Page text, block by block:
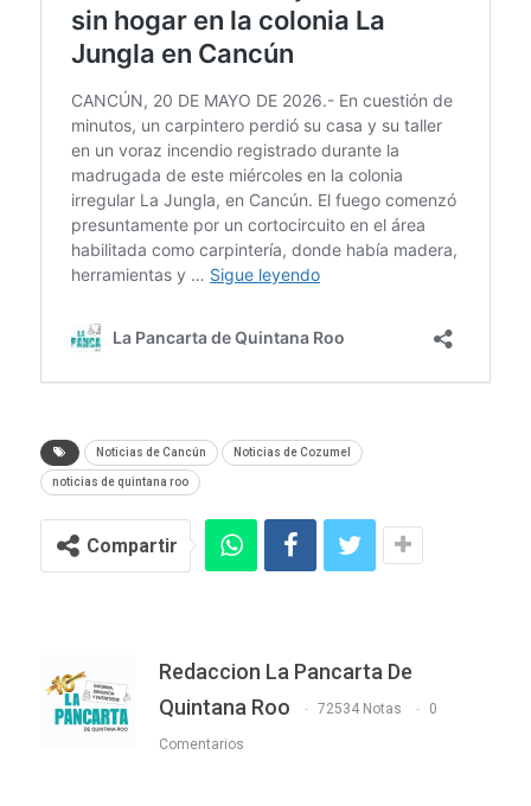
Noticias de Cancún Noticias de Cozumel
noticias de quintana roo
Compartir
Redaccion La Pancarta De
Quintana Roo
72534 Notas 0
Comentarios